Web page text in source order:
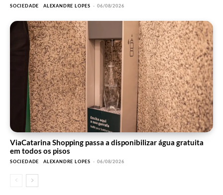
SOCIEDADE ALEXANDRE LOPES - 06/08/2026
ViaCatarina Shopping passa a disponibilizar água gratuita
em todos os pisos
SOCIEDADE ALEXANDRE LOPES - 06/08/2026